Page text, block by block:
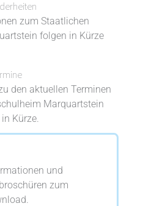
zum Staatlichen
folgen in Kürze
den aktuellen Terminen
Marquartstein
Kürze.
und
zum